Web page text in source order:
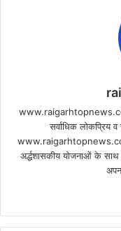
सर्वाधिक लोकप्रिय
अर्द्धशासकीय योजनाओं के